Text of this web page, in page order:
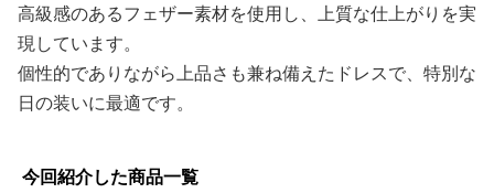
高級感のあるフェザー素材を使用し、上質な仕上がりを実
現しています。
個性的でありながら上品さも兼ね備えたドレスで、特別な
日の装いに最適です。
今回紹介した商品一覧